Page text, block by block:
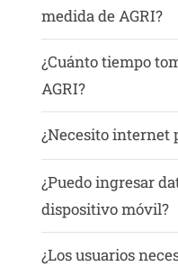
medida de AGRI?
¿Cuánto tiempo
AGRI?
¿Necesito internet
¿Puedo ingresar
dispositivo móvil?
¿Los usuarios